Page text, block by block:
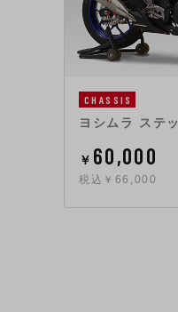
CHASSIS
ヨシムラ ステ
￥ 60,000
税込￥66,000